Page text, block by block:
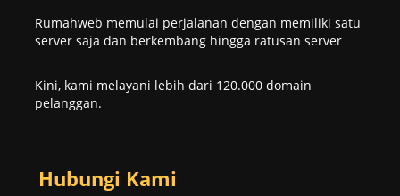
Rumahweb memulai perjalanan dengan memiliki satu
server saja dan berkembang hingga ratusan server
Kini, kami melayani lebih dari 120.000 domain
pelanggan.
Hubungi Kami